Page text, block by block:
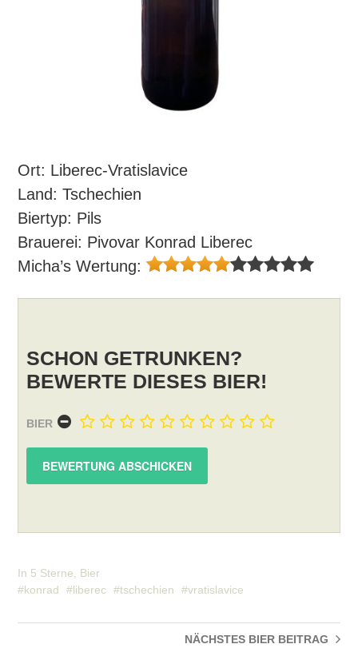
Ort: Liberec-Vratislavice
Land: Tschechien
Biertyp: Pils
Brauerei: Pivovar Konrad Liberec
Micha’s Wertung:
SCHON GETRUNKEN?
BEWERTE DIESES BIER!
BIER
In 5 Sterne
Bier
konrad
liberec tschechien vratislavice
NÄCHSTES BIERBEITRAG